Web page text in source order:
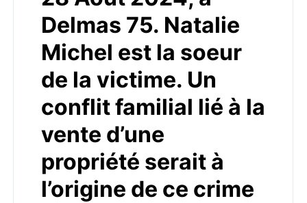
Delmas 75. Natalie
Michel est la soeur
de la victime. Un
conflit familial lié à la
vente d’une
propriété serait à
l’origine de ce crime